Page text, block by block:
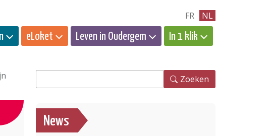
FR NL
eLoket Leven in Oudergem In 1 klik
Zoeken
News